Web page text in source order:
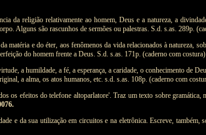
da religião relativamente ao homem, Deus e a natureza, a
Alguns são rascunhos de sermões ou palestras. S.d. s.as. 289p.
e do éter, aos fenômenos da vida relacionados à natureza,
do homem frente a Deus. S.d. s.as. 171p. (caderno com costura)
a humildade, a fé, a esperança, a caridade, o conhecimento de
a alma, os atos humanos, etc. s.d. s.as. 108p. (caderno com
os efeitos do telefone altoparlatore'. Traz um texto sobre gramática,
e da sua utilização em circuitos e na eletrônica. Escreve, também,